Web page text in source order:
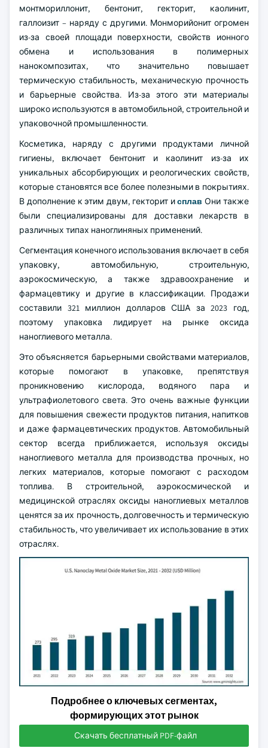
монтмориллонит, бентонит, гекторит, каолинит,
галлоизит – наряду с другими. Монморийонит огромен
из-за своей площади поверхности, свойств ионного
обмена и использования в полимерных
нанокомпозитах, что значительно повышает
термическую стабильность, механическую прочность
и барьерные свойства. Из-за этого эти материалы
широко используются в автомобильной, строительной и
упаковочной промышленности.
Косметика, наряду с другими продуктами личной
гигиены, включает бентонит и каолинит из-за их
уникальных абсорбирующих и реологических свойств,
которые становятся все более полезными в покрытиях.
В дополнение к этим двум, гекторит исплав Они также
были специализированы для доставки лекарств в
различных типах наноглиняных применений.
Сегментация конечного использования включает в себя
упаковку, автомобильную, строительную,
аэрокосмическую, а также здравоохранение и
фармацевтику и другие в классификации. Продажи
составили 321 миллион долларов США за 2023 год,
поэтому упаковка лидирует на рынке оксида
наноглиевого металла.
Это объясняется барьерными свойствами материалов,
которые помогают в упаковке, препятствуя
проникновению кислорода, водяного пара и
ультрафиолетового света. Это очень важные функции
для повышения свежести продуктов питания, напитков
и даже фармацевтических продуктов. Автомобильный
сектор всегда приближается, используя оксиды
наноглиевого металла для производства прочных, но
легких материалов, которые помогают с расходом
топлива. В строительной, аэрокосмической и
медицинской отраслях оксиды наноглиевых металлов
ценятся за их прочность, долговечность и термическую
стабильность, что увеличивает их использование в этих
отраслях.
Подробнее о ключевых сегментах,
формирующих этот рынок
Скачать бесплатный PDF-файл